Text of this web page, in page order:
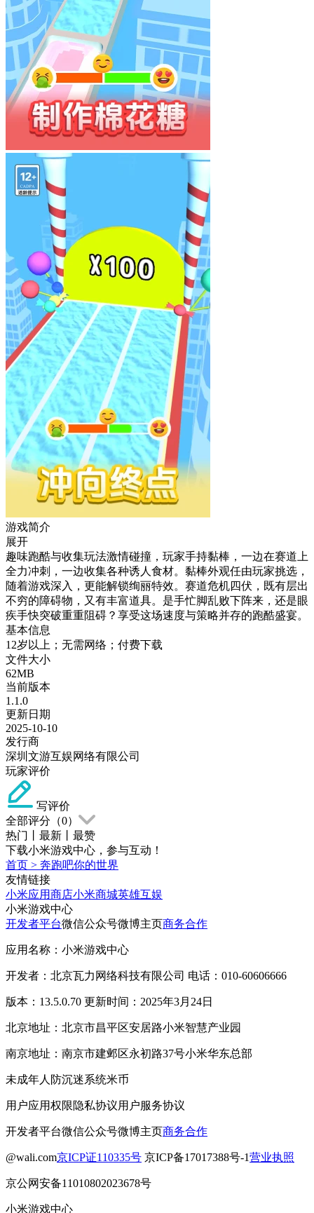
游戏简介
展开
趣味跑酷与收集玩法激情碰撞，玩家手持黏棒，一边在赛道上
全力冲刺，一边收集各种诱人食材。黏棒外观任由玩家挑选，
随着游戏深入，更能解锁绚丽特效。赛道危机四伏，既有层出
不穷的障碍物，又有丰富道具。是手忙脚乱败下阵来，还是眼
疾手快突破重重阻碍？享受这场速度与策略并存的跑酷盛宴。
基本信息
12岁以上；无需网络；付费下载
文件大小
62MB
当前版本
1.1.0
更新日期
2025-10-10
发行商
深圳文游互娱网络有限公司
玩家评价
写评价
全部评分（0）
热门
最新
最赞
下载小米游戏中心，参与互动！
首页 > 奔跑吧你的世界
友情链接
小米应用商店小米商城英雄互娱
小米游戏中心
开发者平台微信公众号微博主页商务合作
应用名称：小米游戏中心
开发者：北京瓦力网络科技有限公司 电话：010-60606666
版本：13.5.0.70 更新时间：2025年3月24日
北京地址：北京市昌平区安居路小米智慧产业园
南京地址：南京市建邺区永初路37号小米华东总部
未成年人防沉迷系统米币
用户应用权限隐私协议用户服务协议
开发者平台微信公众号微博主页商务合作
@wali.com京ICP证110335号 京ICP备17017388号-1营业执照
京公网安备11010802023678号
小米游戏中心